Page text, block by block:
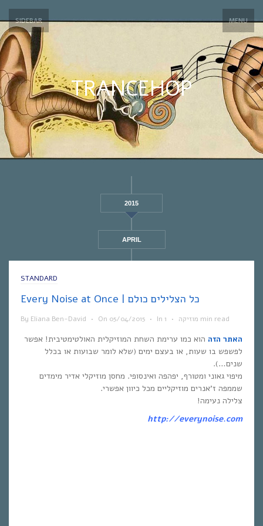
SIDEBAR MENU
TRANCEHOP
2015
APRIL
STANDARD
Every Noise at Once | כל הצלילים כולם
By Eliana Ben-David • On 05/04/2015 • In מוזיקה • 1 min read
האתר הזה הוא כמו ערימת השחת המוזיקלית האולטימטיבית! אפשר
לפשפש בו שעות, או בעצם ימים (שלא לומר שבועות או בכלל
שנים…).
מיפוי גאוני ומטורף, יפהפה ואינסופי. מחסן מוזיקלי אדיר מימדים
שממפה ז’אנרים מוזיקליים מכל כיוון אפשרי.
צלילה נעימה!
http://everynoise.com